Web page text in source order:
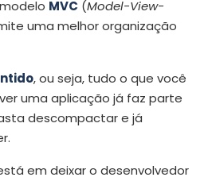
MVC (Model-View-
uma melhor organização
, ou seja, tudo o que você
uma aplicação já faz parte
descompactar e já
em deixar o desenvolvedor